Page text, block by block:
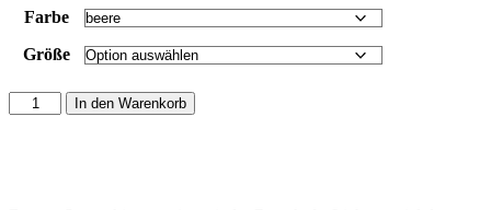
Farbe
Größe
In den Warenkorb